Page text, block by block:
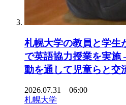
札幌大学の教員と学生
で英語協力授業を実
動を通して児童らと交
2026.07.31 06:00
札幌大学